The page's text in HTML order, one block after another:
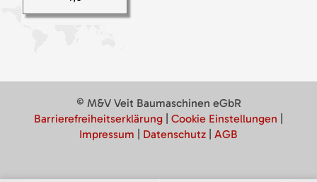
© M&V Veit Baumaschinen eGbR
Barrierefreiheitserklärung
Cookie Einstellungen
Impressum
Datenschutz AGB